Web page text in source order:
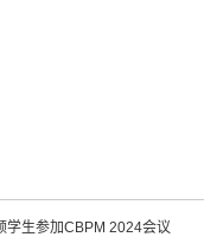
学生参加CBPM 2024会议